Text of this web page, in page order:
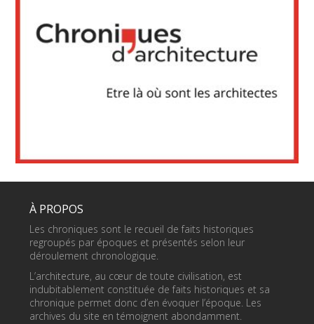
À PROPOS
Les chroniques sont le recueil de faits historiques
regroupés par époques et présentés selon leur
déroulement chronologique.
L’architecture, au cœur de toute civilisation, est
indubitablement constituée de faits historiques et sa
chronique permet donc d’en évoquer l’époque. Les
archives du site en témoignent abondamment.